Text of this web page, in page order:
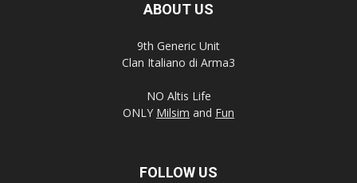
ABOUT US
9th Generic Unit
Clan Italiano di Arma3
NO Altis Life
ONLY Milsim and Fun
FOLLOW US